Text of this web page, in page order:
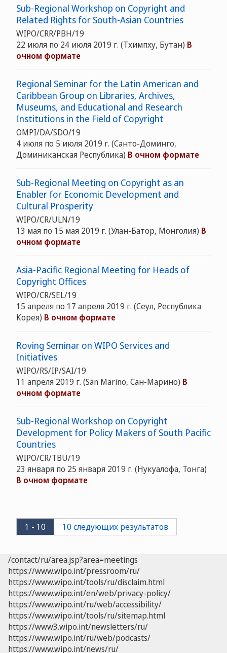
Sub-Regional Workshop on Copyright and
Related Rights for South-Asian Countries
WIPO/CRR/PBH/19
22 июля по 24 июля 2019 г. (Тхимпху, Бутан) В
очном формате
Regional Seminar for the Latin American and
Caribbean Group on Libraries, Archives,
Museums, and Educational and Research
Institutions in the Field of Copyright
OMPI/DA/SDO/19
4 июля по 5 июля 2019 г. (Санто-Доминго,
Доминиканская Республика) В очном формате
Sub-Regional Meeting on Copyright as an
Enabler for Economic Development and
Cultural Prosperity
WIPO/CR/ULN/19
13 мая по 15 мая 2019 г. (Улан-Батор, Монголия) В
очном формате
Asia-Pacific Regional Meeting for Heads of
Copyright Offices
WIPO/CR/SEL/19
15 апреля по 17 апреля 2019 г. (Сеул, Республика
Корея) В очном формате
Roving Seminar on WIPO Services and
Initiatives
WIPO/RS/IP/SAI/19
11 апреля 2019 г. (San Marino, Сан-Марино) В
очном формате
Sub-Regional Workshop on Copyright
Development for Policy Makers of South Pacific
Countries
WIPO/CR/TBU/19
23 января по 25 января 2019 г. (Нукуалофа, Тонга)
В очном формате
1 - 10 10 следующих результатов
/contact/ru/area.jsp?area=meetings
https://www.wipo.int/pressroom/ru/
https://www.wipo.int/tools/ru/disclaim.html
https://www.wipo.int/en/web/privacy-policy/
https://www.wipo.int/ru/web/accessibility/
https://www.wipo.int/tools/ru/sitemap.html
https://www3.wipo.int/newsletters/ru/
https://www.wipo.int/ru/web/podcasts/
https://www.wipo.int/news/ru/